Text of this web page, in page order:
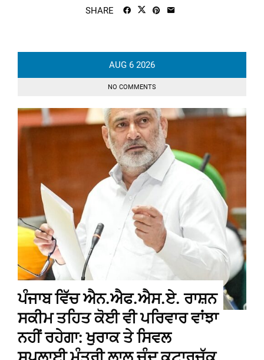
SHARE
AUG 6 2026
NO COMMENTS
ਪੰਜਾਬ ਵਿੱਚ ਐਨ.ਐਫ.ਐਸ.ਏ. ਰਾਸ਼ਨ
ਸਕੀਮ ਤਹਿਤ ਕੋਈ ਵੀ ਪਰਿਵਾਰ ਵਾਂਝਾ
ਨਹੀਂ ਰਹੇਗਾ: ਖੁਰਾਕ ਤੇ ਸਿਵਲ